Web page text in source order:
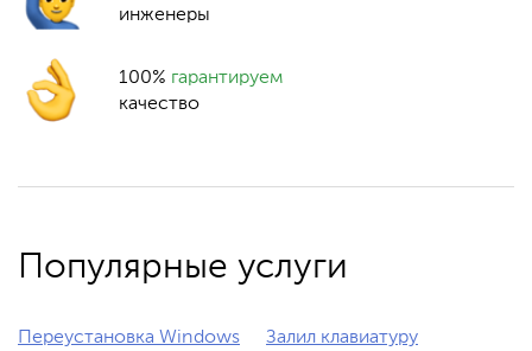
инженеры
100% гарантируем
качество
Популярные услуги
Переустановка Windows Залил клавиатуру